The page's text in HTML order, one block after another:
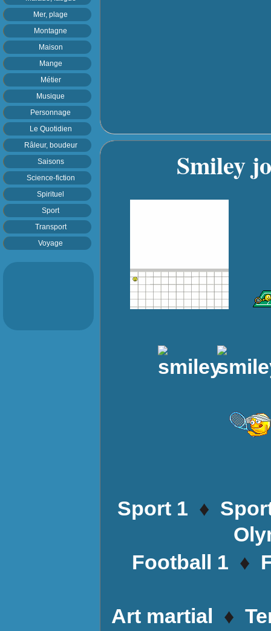
Mer, plage
Montagne
Maison
Mange
Métier
Musique
Personnage
Le Quotidien
Râleur, boudeur
Saisons
Science-fiction
Spirituel
Sport
Transport
Voyage
Smiley
Sport 1 ♦
Football 1 ♦
Art martial ♦